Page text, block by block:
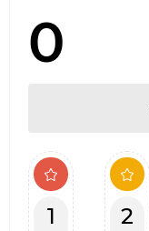
0
1 2